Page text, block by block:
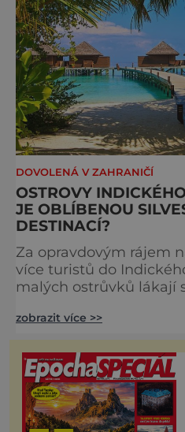
DOVOLENÁ V ZAHRANIČÍ
OSTROVY
JE OBLÍBENOU
DESTINACÍ?
Za opravdovým rájem
více turistů do
malých ostrůvků lákají
přitom ale nabízejí i
často také
zážitky. Ráj pro bohaté na Maledivách
Rozloha pevniny: 298 km2 Hlavní
Male Zřízení: republika
Maledivská republika
zobrazit více >>